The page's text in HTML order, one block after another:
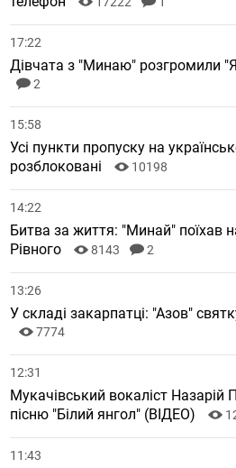
17:22
Дівчата з "Минаю" розгромили
2
15:58
Усі пункти пропуску на
розблоковані
10198
14:22
Битва за життя: "Минай" поїхав
Рівного
8143 2
13:26
У складі закарпатці: "Азов"
7774
12:31
Мукачівський вокаліст Назарій
пісню "Білий янгол" (ВІДЕО)
11:43